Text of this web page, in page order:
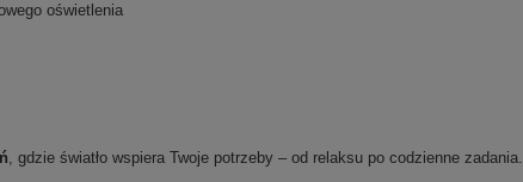
oświetlenia
, gdzie światło wspiera Twoje potrzeby – od relaksu po codzienne zadania.